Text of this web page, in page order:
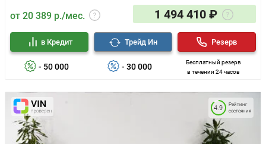
от 20 389 р./мес. 1 494 410 ₽
- 50 000
в Кредит
- 30 000
Трейд Ин
Бесплатный резерв
в течении 24 часов
Резерв
Рейтинг
состояния
4.9